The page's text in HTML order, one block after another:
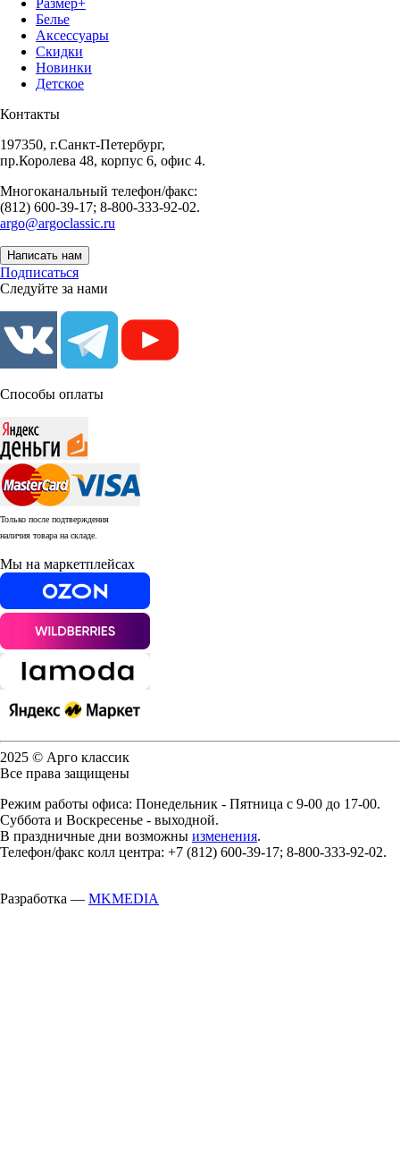
Размер+
Белье
Аксессуары
Скидки
Новинки
Детское
Контакты
197350, г.Санкт-Петербург,
пр.Королева 48, корпус 6, офис 4.
Многоканальный телефон/факс:
(812) 600-39-17; 8-800-333-92-02.
argo@argoclassic.ru
Написать нам
Подписаться
Следуйте за нами
Способы оплаты
Только после подтверждения
наличия товара на складе.
Мы на маркетплейсах
2025 © Арго классик
Все права защищены
Режим работы офиса: Понедельник - Пятница с 9-00 до 17-00.
Суббота и Воскресенье - выходной.
В праздничные дни возможны изменения.
Телефон/факс колл центра: +7 (812) 600-39-17; 8-800-333-92-02.
Разработка — MKMEDIA